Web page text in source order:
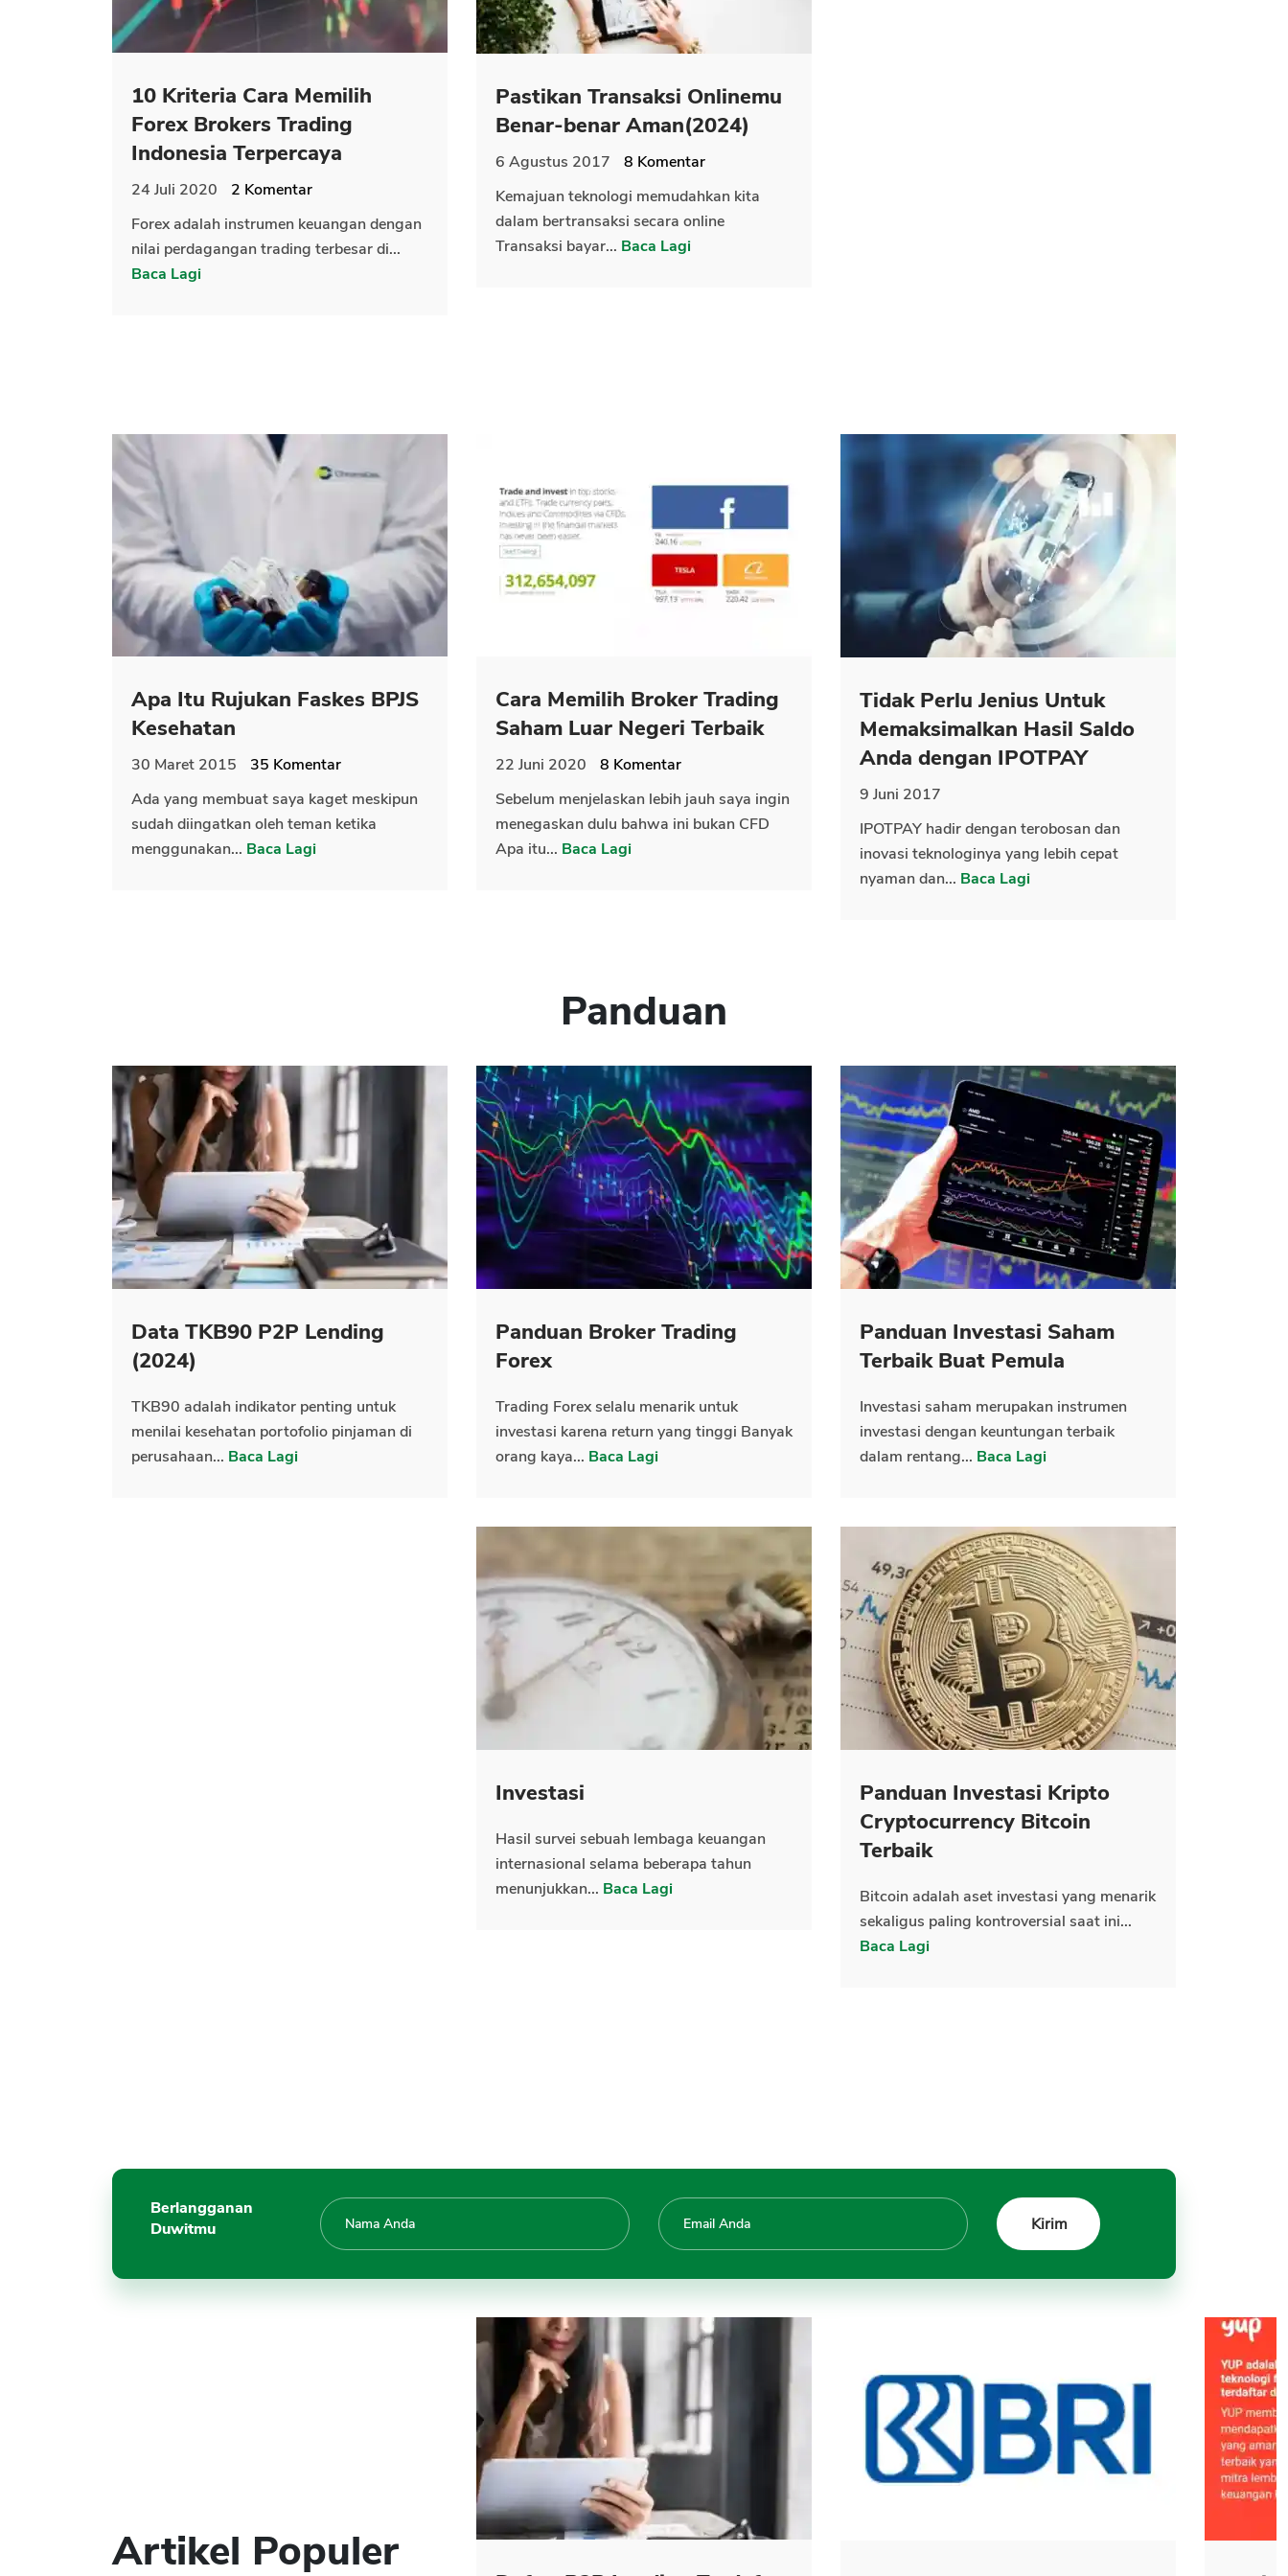
10 Kriteria Cara Memilih
Forex Brokers Trading
Indonesia Terpercaya
24 Juli 2020 2 Komentar
Forex adalah instrumen keuangan dengan
nilai perdagangan trading terbesar di...
Baca Lagi
Pastikan Transaksi Onlinemu
Benar-benar Aman(2024)
6 Agustus 2017 8 Komentar
Kemajuan teknologi memudahkan kita
dalam bertransaksi secara online
Transaksi bayar... Baca Lagi
Apa Itu Rujukan Faskes BPJS
Kesehatan
30 Maret 2015 35 Komentar
Ada yang membuat saya kaget meskipun
sudah diingatkan oleh teman ketika
menggunakan... Baca Lagi
Cara Memilih Broker Trading
Saham Luar Negeri Terbaik
22 Juni 2020 8 Komentar
Sebelum menjelaskan lebih jauh saya ingin
menegaskan dulu bahwa ini bukan CFD
Apa itu... Baca Lagi
Tidak Perlu Jenius Untuk
Memaksimalkan Hasil Saldo
Anda dengan IPOTPAY
9 Juni 2017
IPOTPAY hadir dengan terobosan dan
inovasi teknologinya yang lebih cepat
nyaman dan... Baca Lagi
Panduan
Data TKB90 P2P Lending
(2024)
TKB90 adalah indikator penting untuk
menilai kesehatan portofolio pinjaman di
perusahaan... Baca Lagi
Panduan Broker Trading
Forex
Trading Forex selalu menarik untuk
investasi karena return yang tinggi Banyak
orang kaya... Baca Lagi
Panduan Investasi Saham
Terbaik Buat Pemula
Investasi saham merupakan instrumen
investasi dengan keuntungan terbaik
dalam rentang... Baca Lagi
Investasi
Hasil survei sebuah lembaga keuangan
internasional selama beberapa tahun
menunjukkan... Baca Lagi
Panduan Investasi Kripto
Cryptocurrency Bitcoin
Terbaik
Bitcoin adalah aset investasi yang menarik
sekaligus paling kontroversial saat ini...
Baca Lagi
Berlangganan
Duwitmu
Artikel Populer
CANCEL